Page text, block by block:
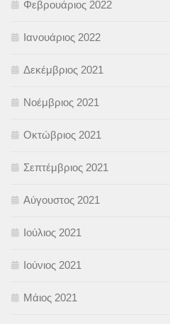
Φεβρουάριος 2022
Ιανουάριος 2022
Δεκέμβριος 2021
Νοέμβριος 2021
Οκτώβριος 2021
Σεπτέμβριος 2021
Αύγουστος 2021
Ιούλιος 2021
Ιούνιος 2021
Μάιος 2021